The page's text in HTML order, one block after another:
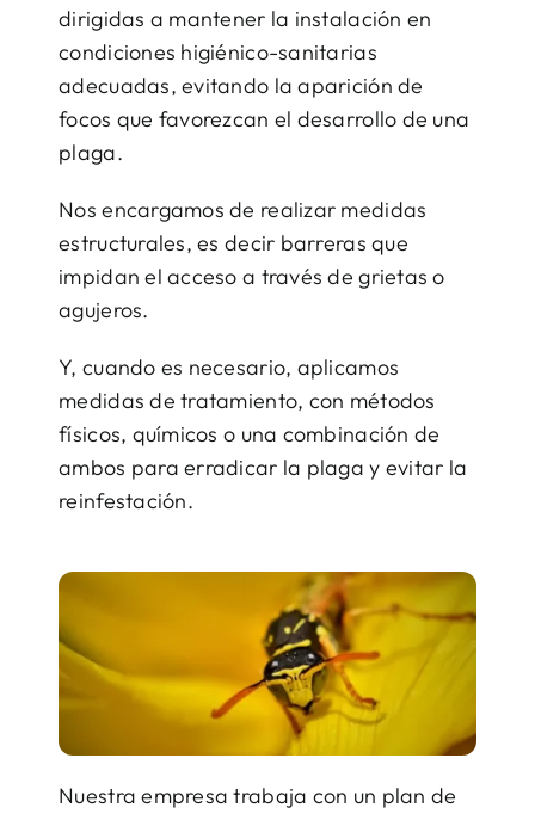
dirigidas a mantener la instalación en
condiciones higiénico-sanitarias
adecuadas, evitando la aparición de
focos que favorezcan el desarrollo de una
plaga.
Nos encargamos de realizar medidas
estructurales, es decir barreras que
impidan el acceso a través de grietas o
agujeros.
Y, cuando es necesario, aplicamos
medidas de tratamiento, con métodos
físicos, químicos o una combinación de
ambos para erradicar la plaga y evitar la
reinfestación.
Nuestra empresa trabaja con un plan de